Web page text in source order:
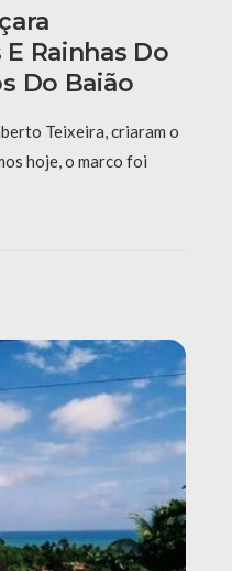
Rainhas Do
Do Baião
Teixeira, criaram o
hoje, o marco foi